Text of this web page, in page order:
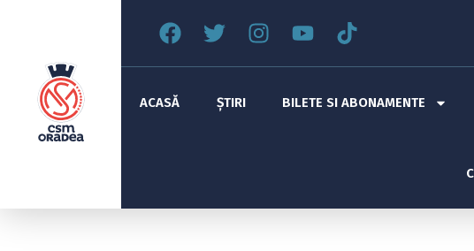
ACASĂ ȘTIRI BILETE SI ABONAMENTE